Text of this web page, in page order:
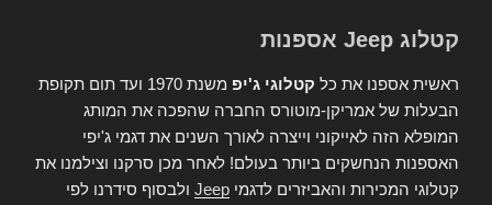
קטלוג Jeep אספנות
ראשית אספנו את כל קטלוגי ג'יפ
משנת 1970 ועד תום תקופת
הבעלות של אמריקן-מוטורס החברה שהפכה את המותג
המופלא הזה לאייקוני וייצרה לאורך השנים את דגמי ג'יפי
האספנות הנחשקים ביותר בעולם! לאחר מכן סרקנו וצילמנו את
קטלוגי המכירות והאביזרים לדגמי Jeep ולבסוף סידרנו לפי